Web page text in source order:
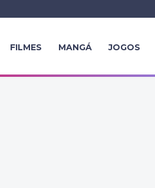
FILMES MANGÁ JOGOS